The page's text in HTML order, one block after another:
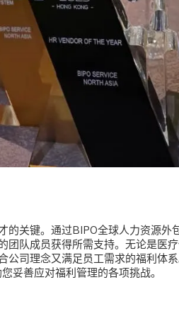
的关键。通过BIPO全球人力资源外
队成员获得所需支持。无论是医
公司理念又满足员工需求的福利体
妥善应对福利管理的各项挑战。